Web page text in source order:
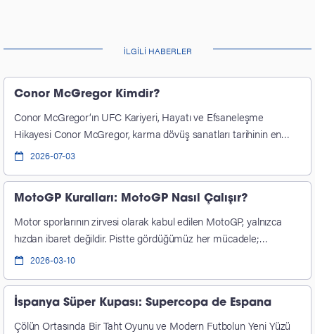
İLGILI HABERLER
Conor McGregor Kimdir?
Conor McGregor‘ın UFC Kariyeri, Hayatı ve Efsaneleşme
Hikayesi Conor McGregor, karma dövüş sanatları tarihinin en…
2026-07-03
MotoGP Kuralları: MotoGP Nasıl Çalışır?
Motor sporlarının zirvesi olarak kabul edilen MotoGP, yalnızca
hızdan ibaret değildir. Pistte gördüğümüz her mücadele;…
2026-03-10
İspanya Süper Kupası: Supercopa de Espana
Çölün Ortasında Bir Taht Oyunu ve Modern Futbolun Yeni Yüzü